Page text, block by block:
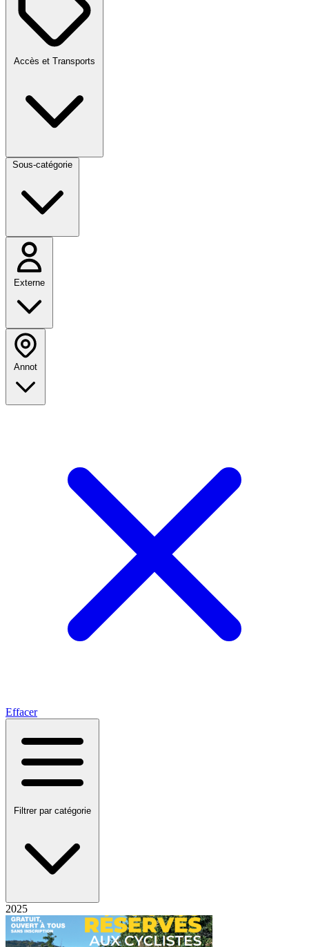
Accès et Transports
Sous-catégorie
Externe
Annot
Effacer
Filtrer par catégorie
2025